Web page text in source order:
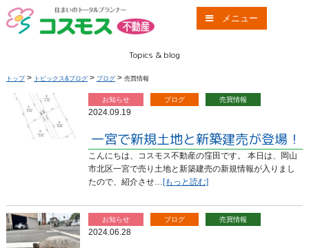
メニュー
Topics & blog
トップ> トピックス&ブログ> ブログ> 売買情報
お知らせ ブログ 売買情報
2024.09.19
一宮で新規土地と新築建売が登場！
こんにちは、コスモス不動産の窪田です。 本日は、岡山
市北区一宮で売り土地と新築建売の新規情報が入りまし
たので、紹介させ…[もっと読む]
お知らせ ブログ 売買情報
2024.06.28